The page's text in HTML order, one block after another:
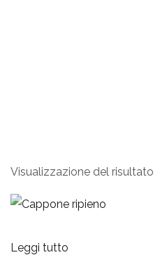
Visualizzazione del risultato
Leggi tutto